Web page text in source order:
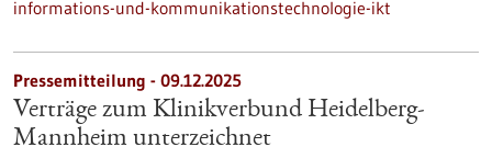
informations-und-kommunikationstechnologie-ikt
Pressemitteilung - 09.12.2025
Verträge zum Klinikverbund Heidelberg-
Mannheim unterzeichnet